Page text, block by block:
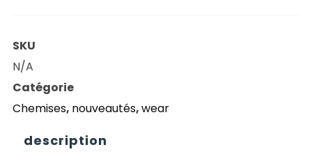
FOREST
SHIRT
SS
DARK
NAVY
SKU
N/A
Catégorie
Chemises, nouveautés,wear
description